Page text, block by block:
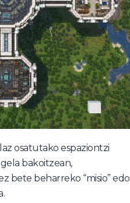
osatutako espaziontzi
bakoitzean,
bete beharreko “misio” edo